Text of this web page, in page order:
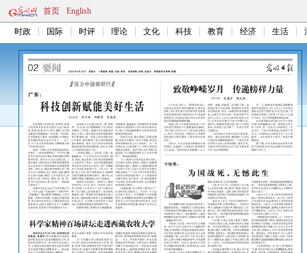
首页 English
时政 国际 时评 理论 文化 科技 教育 经济 生活